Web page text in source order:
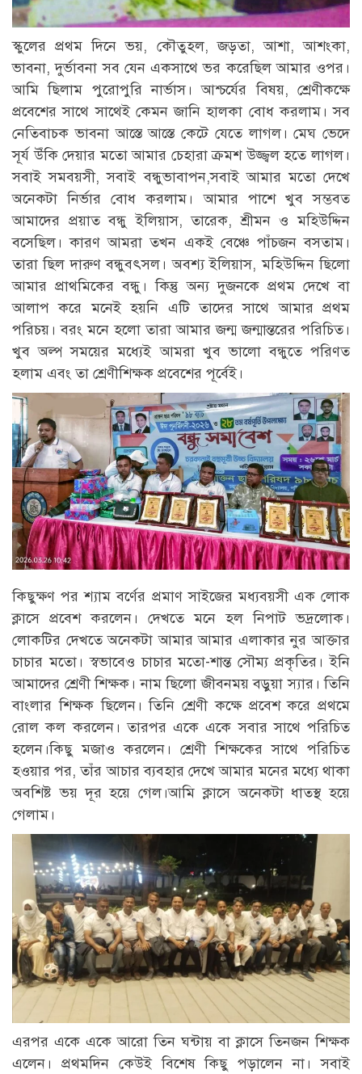
স্কুলের প্রথম দিনে ভয়, কৌতুহল, জড়তা, আশা, আশংকা,
ভাবনা, দুর্ভাবনা সব যেন একসাথে ভর করেছিল আমার ওপর।
আমি ছিলাম পুরোপুরি নার্ভাস। আশ্চর্যের বিষয়, শ্রেণীকক্ষে
প্রবেশের সাথে সাথেই কেমন জানি হালকা বোধ করলাম। সব
নেতিবাচক ভাবনা আস্তে আস্তে কেটে যেতে লাগল। মেঘ ভেদে
সূর্য উঁকি দেয়ার মতো আমার চেহারা ক্রমশ উজ্জ্বল হতে লাগল।
সবাই সমবয়সী, সবাই বন্ধুভাবাপন,সবাই আমার মতো দেখে
অনেকটা নির্ভার বোধ করলাম। আমার পাশে খুব সম্ভবত
আমাদের প্রয়াত বন্ধু ইলিয়াস, তারেক, শ্রীমন ও মহিউদ্দিন
বসেছিল। কারণ আমরা তখন একই বেঞ্চে পাঁচজন বসতাম।
তারা ছিল দারুণ বন্ধুবৎসল। অবশ্য ইলিয়াস, মহিউদ্দিন ছিলো
আমার প্রাথমিকের বন্ধু। কিন্তু অন্য দুজনকে প্রথম দেখে বা
আলাপ করে মনেই হয়নি এটি তাদের সাথে আমার প্রথম
পরিচয়। বরং মনে হলো তারা আমার জন্ম জন্মান্তরের পরিচিত।
খুব অল্প সময়ের মধ্যেই আমরা খুব ভালো বন্ধুতে পরিণত
হলাম এবং তা শ্রেণীশিক্ষক প্রবেশের পূর্বেই।
কিছুক্ষণ পর শ্যাম বর্ণের প্রমাণ সাইজের মধ্যবয়সী এক লোক
ক্লাসে প্রবেশ করলেন। দেখতে মনে হল নিপাট ভদ্রলোক।
লোকটির দেখতে অনেকটা আমার আমার এলাকার নুর আক্তার
চাচার মতো। স্বভাবেও চাচার মতো-শান্ত সৌম্য প্রকৃতির। ইনি
আমাদের শ্রেণী শিক্ষক। নাম ছিলো জীবনময় বড়ুয়া স্যার। তিনি
বাংলার শিক্ষক ছিলেন। তিনি শ্রেণী কক্ষে প্রবেশ করে প্রথমে
রোল কল করলেন। তারপর একে একে সবার সাথে পরিচিত
হলেন।কিছু মজাও করলেন। শ্রেণী শিক্ষকের সাথে পরিচিত
হওয়ার পর, তাঁর আচার ব্যবহার দেখে আমার মনের মধ্যে থাকা
অবশিষ্ট ভয় দূর হয়ে গেল।আমি ক্লাসে অনেকটা ধাতস্থ হয়ে
গেলাম।
এরপর একে একে আরো তিন ঘন্টায় বা ক্লাসে তিনজন শিক্ষক
এলেন। প্রথমদিন কেউই বিশেষ কিছু পড়ালেন না। সবাই